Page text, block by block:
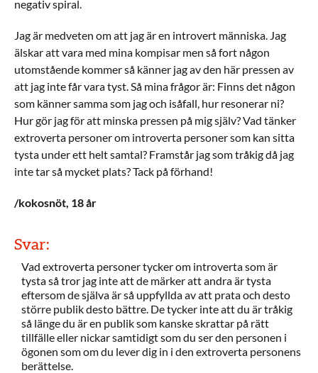
negativ spiral.
Jag är medveten om att jag är en introvert människa. Jag
älskar att vara med mina kompisar men så fort någon
utomstående kommer så känner jag av den här pressen av
att jag inte får vara tyst. Så mina frågor är: Finns det någon
som känner samma som jag och isåfall, hur resonerar ni?
Hur gör jag för att minska pressen på mig själv? Vad tänker
extroverta personer om introverta personer som kan sitta
tysta under ett helt samtal? Framstår jag som tråkig då jag
inte tar så mycket plats? Tack på förhand!
/kokosnöt, 18 år
Svar:
Vad extroverta personer tycker om introverta som är
tysta så tror jag inte att de märker att andra är tysta
eftersom de själva är så uppfyllda av att prata och desto
större publik desto bättre. De tycker inte att du är tråkig
så länge du är en publik som kanske skrattar på rätt
tillfälle eller nickar samtidigt som du ser den personen i
ögonen som om du lever dig in i den extroverta personens
berättelse.